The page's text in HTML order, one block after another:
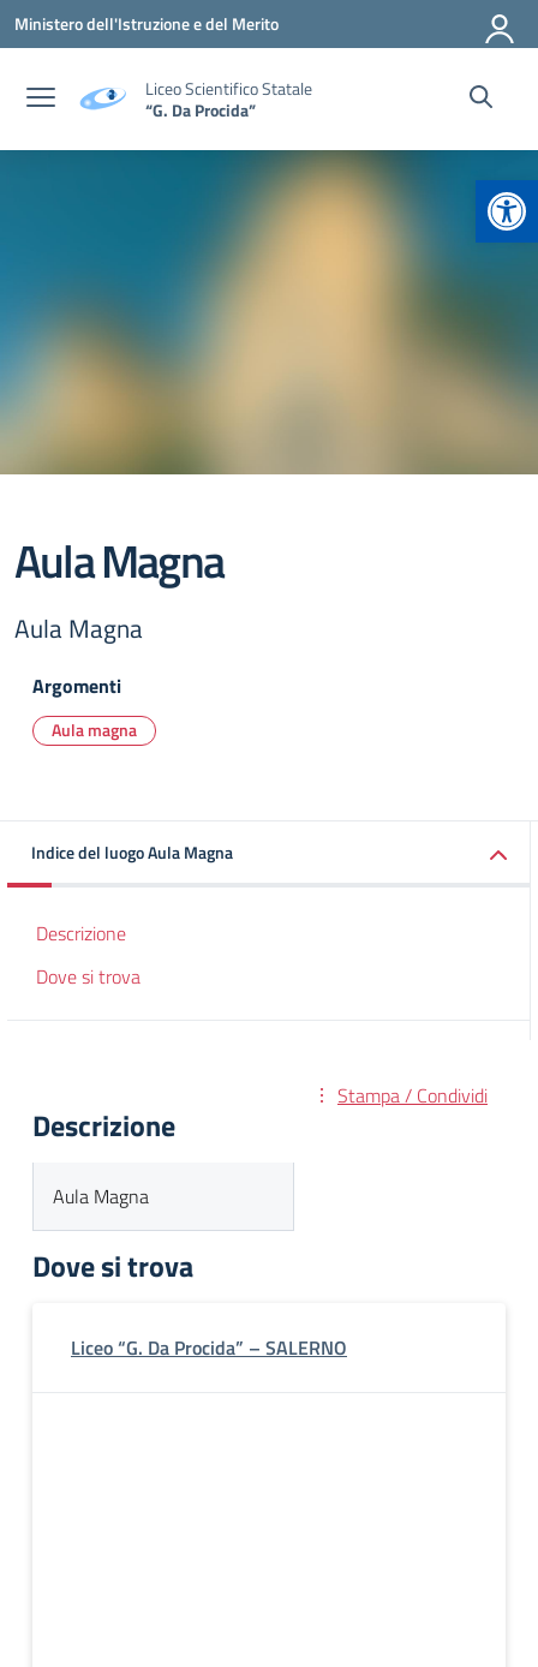
Vai ai contenuti
Vai al menu di navigazione
Vai al footer
Ministero dell'Istruzione e del Merito
Liceo Scientifico Statale
“G. Da Procida”
Aula Magna
Aula Magna
Argomenti
Aula magna
Indice del luogo Aula Magna
Descrizione
Dove si trova
Stampa / Condividi
Descrizione
Aula Magna
Dove si trova
Liceo “G. Da Procida” – SALERNO